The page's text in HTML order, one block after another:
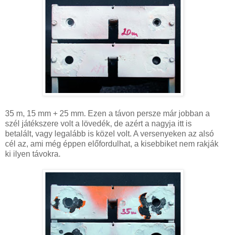
35 m, 15 mm + 25 mm. Ezen a távon persze már jobban a
szél játékszere volt a lövedék, de azért a nagyja itt is
betalált, vagy legalább is közel volt. A versenyeken az alsó
cél az, ami még éppen előfordulhat, a kisebbiket nem rakják
ki ilyen távokra.